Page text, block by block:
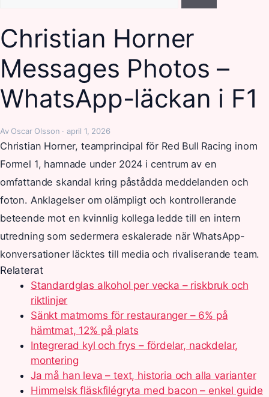
Christian Horner
Messages Photos –
WhatsApp-läckan i F1
Av Oscar Olsson · april 1, 2026
Christian Horner, teamprincipal för Red Bull Racing inom
Formel 1, hamnade under 2024 i centrum av en
omfattande skandal kring påstådda meddelanden och
foton. Anklagelser om olämpligt och kontrollerande
beteende mot en kvinnlig kollega ledde till en intern
utredning som sedermera eskalerade när WhatsApp-
konversationer läcktes till media och rivaliserande team.
Relaterat
Standardglas alkohol per vecka – riskbruk och
riktlinjer
Sänkt matmoms för restauranger – 6% på
hämtmat, 12% på plats
Integrerad kyl och frys – fördelar, nackdelar,
montering
Ja må han leva – text, historia och alla varianter
Himmelsk fläskfilégryta med bacon – enkel guide